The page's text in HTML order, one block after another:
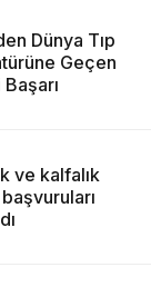
Dünya Tıp
Geçen
ve kalfalık
başvuruları